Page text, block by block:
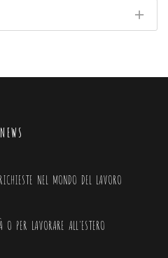
NEWS
NEL MONDO DEL LAVORO
PER LAVORARE ALL'ESTERO